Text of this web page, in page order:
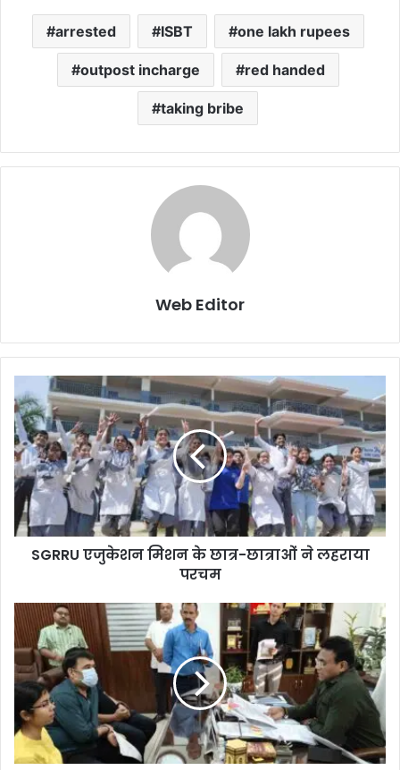
arrested ISBT one lakh rupees
outpost incharge red handed
taking bribe
Web Editor
SGRRU एजुकेशन मिशन के छात्र-छात्राओं ने लहराया
परचम